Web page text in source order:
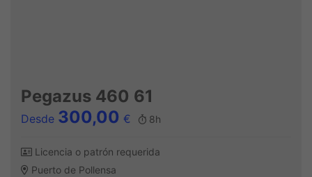
Pegazus 460 61
Desde 300,00 € 8h
Licencia o patrón requerida
Puerto de Pollensa